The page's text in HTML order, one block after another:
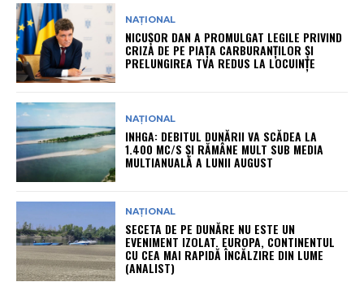
NAȚIONAL
NICUȘOR DAN A PROMULGAT LEGILE PRIVIND
CRIZA DE PE PIAȚA CARBURANȚILOR ȘI
PRELUNGIREA TVA REDUS LA LOCUINȚE
NAȚIONAL
INHGA: DEBITUL DUNĂRII VA SCĂDEA LA
1.400 MC/S ȘI RĂMÂNE MULT SUB MEDIA
MULTIANUALĂ A LUNII AUGUST
NAȚIONAL
SECETA DE PE DUNĂRE NU ESTE UN
EVENIMENT IZOLAT. EUROPA, CONTINENTUL
CU CEA MAI RAPIDĂ ÎNCĂLZIRE DIN LUME
(ANALIST)